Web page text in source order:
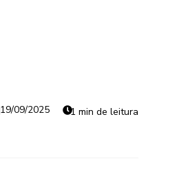
19/09/2025 1 min de leitura